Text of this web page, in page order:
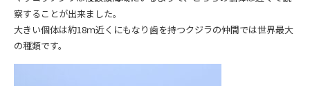
察することが出来ました。
大きい個体は約18ｍ近くにもなり歯を持つクジラの仲間では世界最大
の種類です。